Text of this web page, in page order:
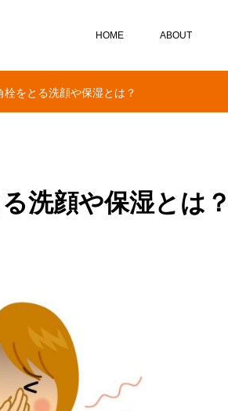
HOME ABOUT
をとる洗顔や保湿とは？
洗顔や保湿とは？